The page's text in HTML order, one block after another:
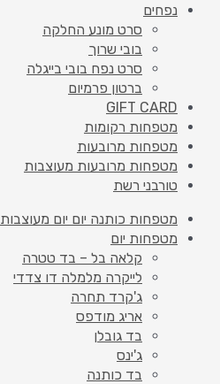
נפחים
סרט מונע החלקה
בובי שרוך
סרט נפח בובי בייגלה
ברטון פרמיום
GIFT CARD
מטפחות רקומות
מטפחות מרובעות
מטפחות מרובעות מעוצבות
טורבני רשת
מטפחות כותנה יום יום מעוצבות
מטפחות יום
קלאה בל – בד טטרה
לייקרה מלמלה דו צדדי
ג'קרד תחרה
אריג מודפס
בד גובלן
ג'ינס
בד כותנה